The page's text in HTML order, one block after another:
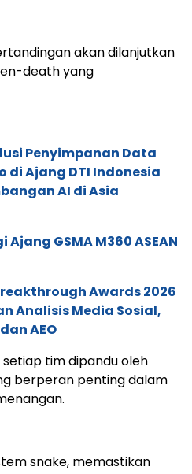
akan dilanjutkan
death yang
Penyimpanan Data
di Ajang DTI Indonesia
AI di Asia
GSMA M360 ASEAN
Awards 2026
Analisis Media Sosial,
AEO
tim dipandu oleh
berperan penting dalam
snake, memastikan